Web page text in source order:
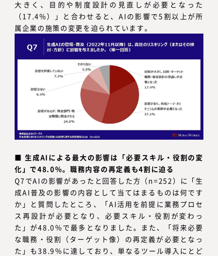
大きく、目的や制度設計の見直しが必要となった
（17.4%）」と合わせると、AIの影響で5割以上が所
属企業の施策の変更を迫られています。
■ 生成AIによる最大の影響は「必要スキル・役割の変
化」で48.0％。職務内容の再定義も4割に迫る
Q7でAIの影響があったと回答した方（n=252）に「生
成AI普及の影響の内容として当てはまるものは何です
か」と質問したところ、「AI活用を前提に業務プロセ
ス再設計が必要となり、必要スキル・役割が変わっ
た」が48.0％で最多となりました。また、「将来必要
な職務・役割（ターゲット像）の再定義が必要となっ
た」も38.9％に達しており、単なるツール導入にとど